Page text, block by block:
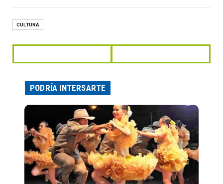
CULTURA
PODRÍA INTERSARTE